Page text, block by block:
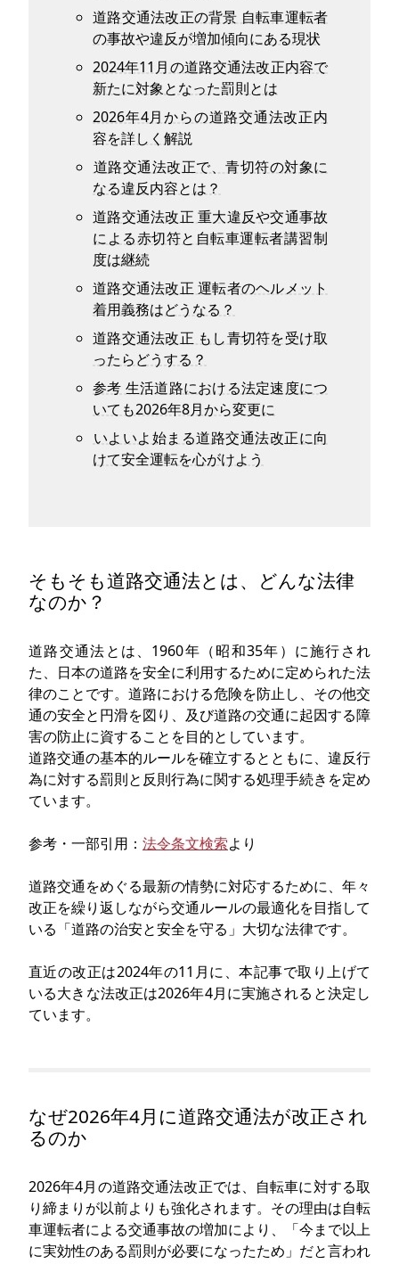
道路交通法改正の背景 自転車運転者
の事故や違反が増加傾向にある現状
2024年11月の道路交通法改正内容で
新たに対象となった罰則とは
2026年4月からの道路交通法改正内
容を詳しく解説
道路交通法改正で、青切符の対象に
なる違反内容とは？
道路交通法改正 重大違反や交通事故
による赤切符と自転車運転者講習制
度は継続
道路交通法改正 運転者のヘルメット
着用義務はどうなる？
道路交通法改正 もし青切符を受け取
ったらどうする？
参考 生活道路における法定速度につ
いても2026年8月から変更に
いよいよ始まる道路交通法改正に向
けて安全運転を心がけよう
そもそも道路交通法とは、どんな法律
なのか？
道路交通法とは、1960年（昭和35年）に施行され
た、日本の道路を安全に利用するために定められた法
律のことです。道路における危険を防止し、その他交
通の安全と円滑を図り、及び道路の交通に起因する障
害の防止に資することを目的としています。
道路交通の基本的ルールを確立するとともに、違反行
為に対する罰則と反則行為に関する処理手続きを定め
ています。
参考・一部引用： 法令条文検索より
道路交通をめぐる最新の情勢に対応するために、年々
改正を繰り返しながら交通ルールの最適化を目指して
いる「道路の治安と安全を守る」大切な法律です。
直近の改正は2024年の11月に、本記事で取り上げて
いる大きな法改正は2026年4月に実施されると決定し
ています。
なぜ2026年4月に道路交通法が改正され
るのか
2026年4月の道路交通法改正では、自転車に対する取
り締まりが以前よりも強化されます。その理由は自転
車運転者による交通事故の増加により、「今まで以上
に実効性のある罰則が必要になったため」だと言われ